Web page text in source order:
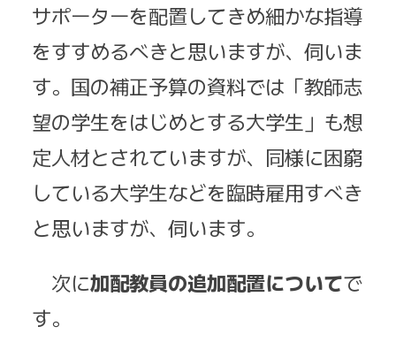
サポーターを配置してきめ細かな指導
をすすめるべきと思いますが、伺いま
す。国の補正予算の資料では「教師志
望の学生をはじめとする大学生」も想
定人材とされていますが、同様に困窮
している大学生などを臨時雇用すべき
と思いますが、伺います。
次に加配教員の追加配置についてで
す。